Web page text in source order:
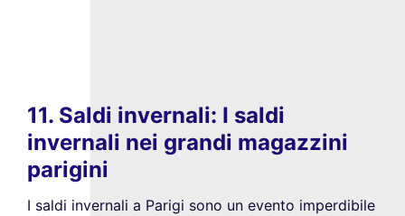
11. Saldi invernali: I saldi
invernali nei grandi magazzini
parigini
I saldi invernali a Parigi sono un evento imperdibile